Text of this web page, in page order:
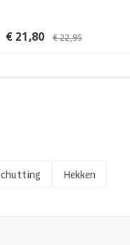
€ 21,80 € 22,95
Hekken